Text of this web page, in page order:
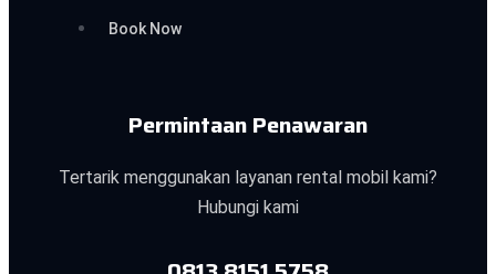
Book Now
Permintaan Penawaran
Tertarik menggunakan layanan rental mobil kami?
Hubungi kami